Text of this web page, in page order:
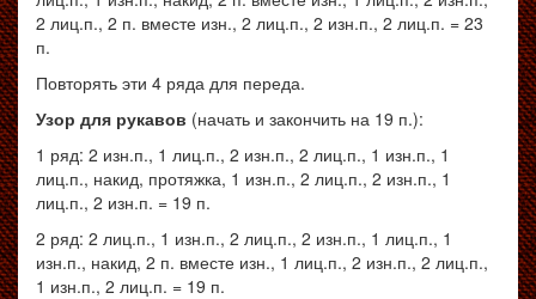
2 лиц.п., 2 п. вместе изн., 2 лиц.п., 2 изн.п., 2 лиц.п. = 23
п.
Повторять эти 4 ряда для переда.
Узор для рукавов (начать и закончить на 19 п.):
1 ряд: 2 изн.п., 1 лиц.п., 2 изн.п., 2 лиц.п., 1 изн.п., 1
лиц.п., накид, протяжка, 1 изн.п., 2 лиц.п., 2 изн.п., 1
лиц.п., 2 изн.п. = 19 п.
2 ряд: 2 лиц.п., 1 изн.п., 2 лиц.п., 2 изн.п., 1 лиц.п., 1
изн.п., накид, 2 п. вместе изн., 1 лиц.п., 2 изн.п., 2 лиц.п.,
1 изн.п., 2 лиц.п. = 19 п.